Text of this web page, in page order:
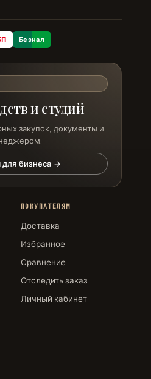
Безнал
и студий
закупок, документы и
для бизнеса →
ПОКУПАТЕЛЯМ
Доставка
Избранное
Сравнение
Отследить заказ
Личный кабинет